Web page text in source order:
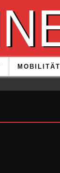
MOBILITÄT